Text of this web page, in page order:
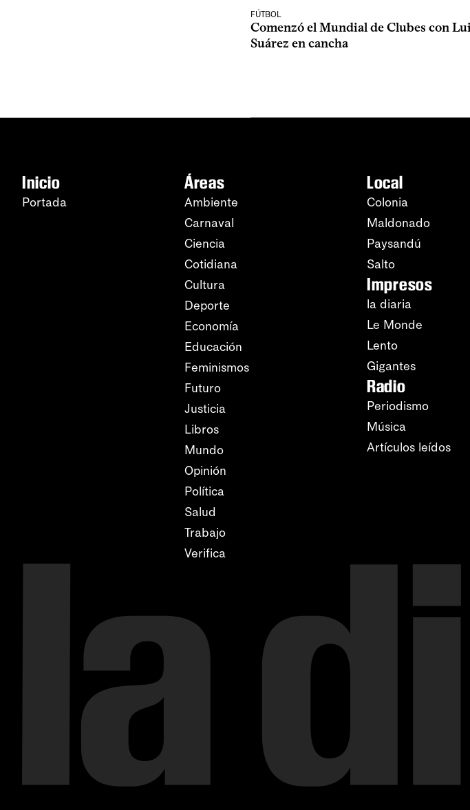
FÚTBOL
Comenzó el Mundial de Clubes con
Suárez en cancha
Inicio
Portada
Áreas
Ambiente
Carnaval
Ciencia
Cotidiana
Cultura
Deporte
Economía
Educación
Feminismos
Futuro
Justicia
Libros
Mundo
Opinión
Política
Salud
Trabajo
Verifica
Local
Colonia
Maldonado
Paysandú
Salto
Impresos
la diaria
Le Monde
Lento
Gigantes
Radio
Periodismo
Música
Artículos leídos